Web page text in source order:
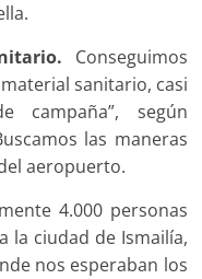
Conseguimos
sanitario, casi
campaña”, según
las maneras
aeropuerto.
4.000 personas
la ciudad de Ismailía,
nos esperaban los